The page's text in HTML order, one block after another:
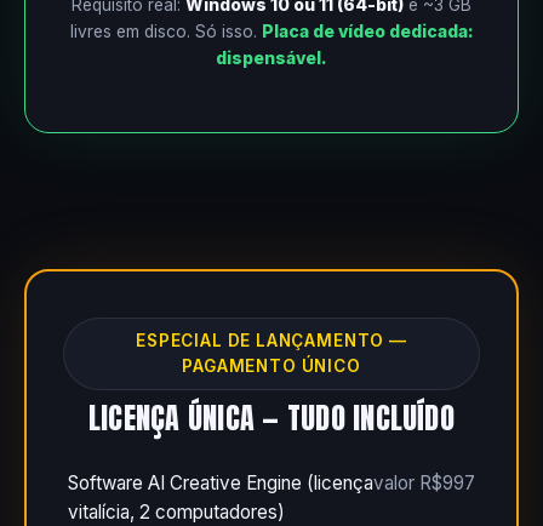
Requisito real: Windows 10 ou 11 (64-bit) e ~3 GB
livres em disco. Só isso. Placa de vídeo dedicada:
dispensável.
ESPECIAL DE LANÇAMENTO —
PAGAMENTO ÚNICO
LICENÇA ÚNICA — TUDO INCLUÍDO
Software AI Creative Engine (licença
vitalícia, 2 computadores)
valor R$997